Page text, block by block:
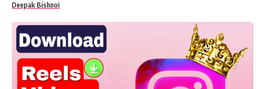
Deepak Bishnoi